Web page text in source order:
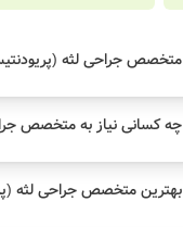
متخصص جراحی لثه
چه کسانی نیاز به متخصص
بهترین متخصص جراحی لثه